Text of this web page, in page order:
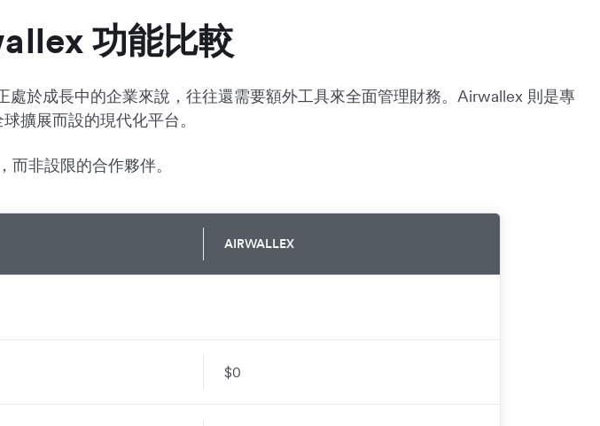
功能比較
於成長中的企業來說，往往還需要額外工具來全面管理財務。Airwallex 則是專
擴展而設的現代化平台。
而非設限的合作夥伴。
AIRWALLEX
$0